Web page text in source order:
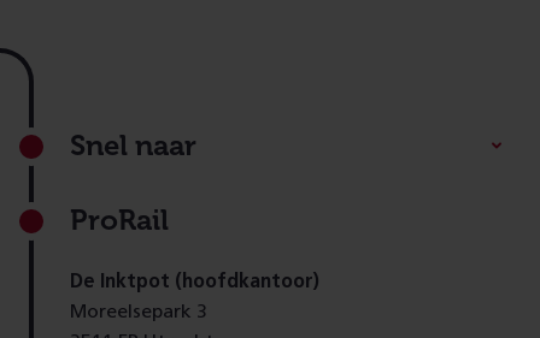
Footer
Snel naar
ProRail
De Inktpot (hoofdkantoor)
Moreelsepark 3